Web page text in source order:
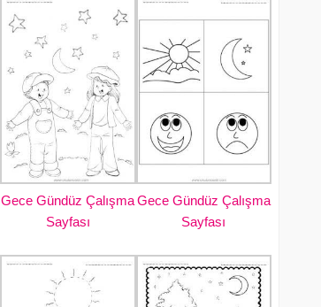
Gece Gündüz Çalışma
Sayfası
Gece Gündüz Çalışma
Sayfası